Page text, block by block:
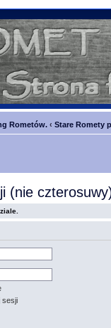
Rometów. ‹ Stare Romety
(nie
sesji